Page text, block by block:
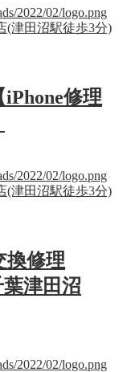
2022/02/logo.png
(津田沼駅徒歩3分)
修理
2022/02/logo.png
(津田沼駅徒歩3分)
換修理
葉津田沼
2022/02/logo.png